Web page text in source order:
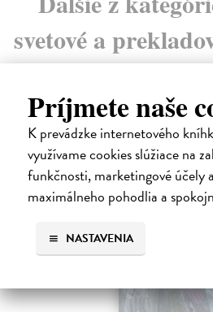
Príjmete naše
K prevádzke internetového
využívame cookies slúžiace na
funkčnosti, marketingové účely
maximálneho pohodlia a
NASTAVENIA
svetové a
E-AUDIO